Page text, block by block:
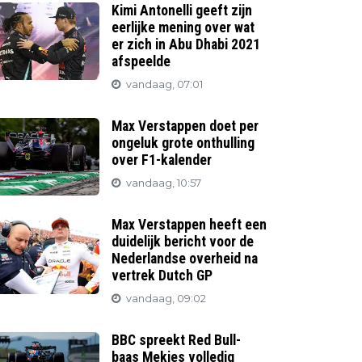
Kimi Antonelli geeft zijn
eerlijke mening over wat
er zich in Abu Dhabi 2021
afspeelde
vandaag, 07:01
Max Verstappen doet per
ongeluk grote onthulling
over F1-kalender
vandaag, 10:57
Max Verstappen heeft een
duidelijk bericht voor de
Nederlandse overheid na
vertrek Dutch GP
vandaag, 09:02
BBC spreekt Red Bull-
baas Mekies volledig